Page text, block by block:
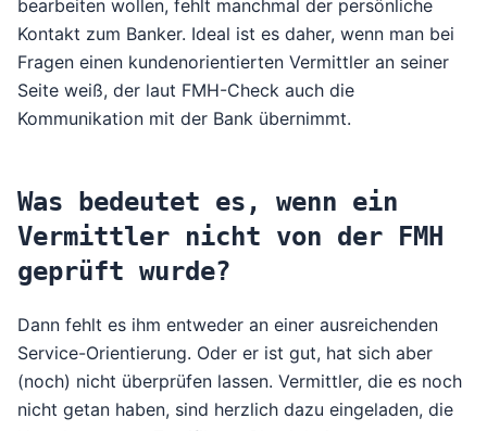
bearbeiten wollen, fehlt manchmal der persönliche
Kontakt zum Banker. Ideal ist es daher, wenn man bei
Fragen einen kundenorientierten Vermittler an seiner
Seite weiß, der laut FMH-Check auch die
Kommunikation mit der Bank übernimmt.
Was bedeutet es, wenn ein
Vermittler nicht von der FMH
geprüft wurde?
Dann fehlt es ihm entweder an einer ausreichenden
Service-Orientierung. Oder er ist gut, hat sich aber
(noch) nicht überprüfen lassen. Vermittler, die es noch
nicht getan haben, sind herzlich dazu eingeladen, die